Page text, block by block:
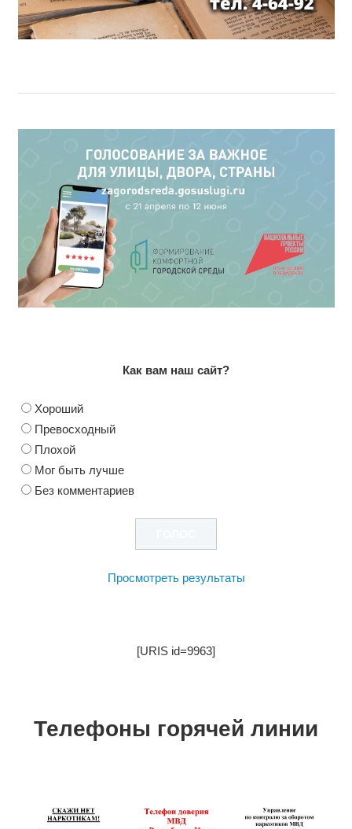
Как вам наш сайт?
Хороший
Превосходный
Плохой
Мог быть лучше
Без комментариев
Просмотреть результаты
[URIS id=9963]
Телефоны горячей линии